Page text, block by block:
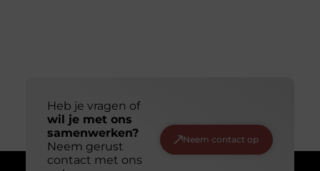
Heb je vragen of
wil je met ons
samenwerken?
Neem gerust
contact met ons
Neem contact op